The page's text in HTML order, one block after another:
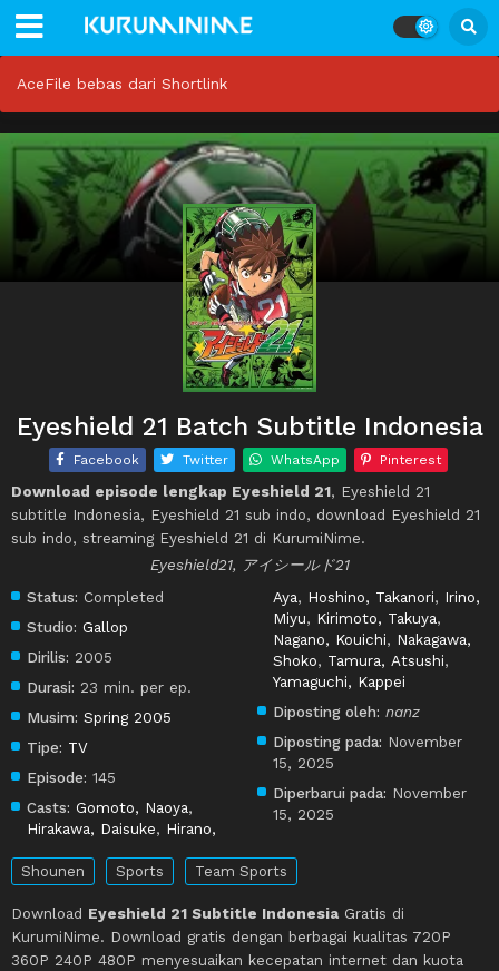
AceFile bebas dari Shortlink
Eyeshield 21 Batch Subtitle Indonesia
Facebook Twitter WhatsApp Pinterest
Download episode lengkap Eyeshield 21, Eyeshield 21
subtitle Indonesia, Eyeshield 21 sub indo, download Eyeshield 21
sub indo, streaming Eyeshield 21 di KurumiNime.
Eyeshield21, アイシールド21
Status: Completed
Studio: Gallop
Dirilis: 2005
Durasi: 23 min. per ep.
Musim: Spring 2005
Tipe: TV
Episode: 145
Casts: Gomoto, Naoya,
Hirakawa, Daisuke, Hirano,
Aya, Hoshino, Takanori, Irino,
Miyu, Kirimoto, Takuya,
Nagano, Kouichi, Nakagawa,
Shoko, Tamura, Atsushi,
Yamaguchi, Kappei
Diposting oleh: nanz
Diposting pada: November
15, 2025
Diperbarui pada: November
15, 2025
Shounen Sports Team Sports
Download Eyeshield 21 Subtitle Indonesia Gratis di
KurumiNime. Download gratis dengan berbagai kualitas 720P
360P 240P 480P menyesuaikan kecepatan internet dan kuota